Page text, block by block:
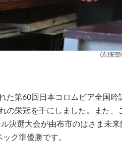
(左)安
た第60回日本コロムビア全国
の栄冠を手にしました。また
決選大会が由布市のはさま未
ク準優勝です。